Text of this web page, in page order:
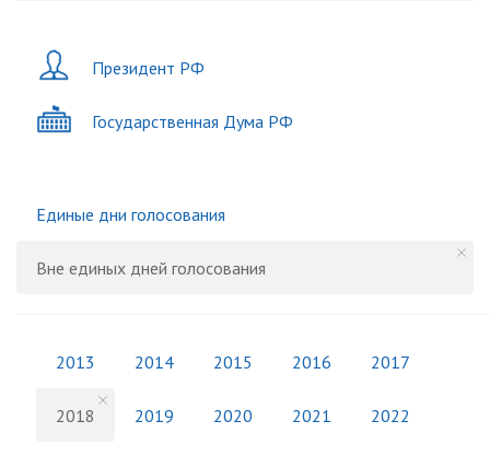
Президент РФ
Государственная Дума РФ
Единые дни голосования
Вне единых дней голосования
2013 2014 2015 2016 2017
2018 2019 2020 2021 2022